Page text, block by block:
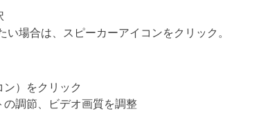
場合は、スピーカーアイコンをクリック。
）をクリック
の調節、ビデオ画質を調整